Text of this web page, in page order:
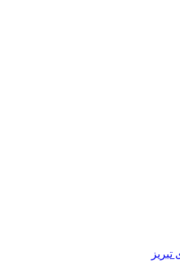
تبريز